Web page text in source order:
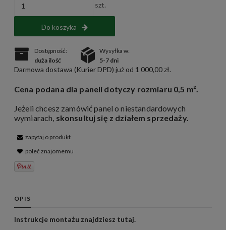
szt.
Do koszyka
Dostępność:
duża ilość
Wysyłka w:
5-7 dni
Darmowa dostawa (Kurier DPD) już od 1 000,00 zł.
Cena podana dla paneli dotyczy rozmiaru 0,5 m².
Jeżeli chcesz zamówić panel o niestandardowych
wymiarach, skonsultuj się z działem sprzedaży.
zapytaj o produkt
poleć znajomemu
OPIS
Instrukcje montażu znajdziesz tutaj.